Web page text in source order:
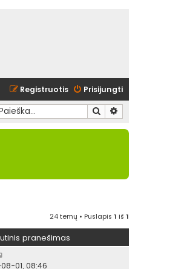
Prisijungti
Registruotis
Ieškoti
24 temų • Puslapis 1 iš 1
pranešimas
01, 08:46